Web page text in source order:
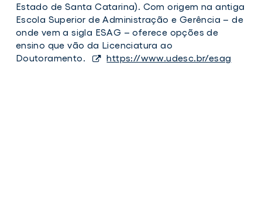
Estado de Santa Catarina). Com origem na antiga
Escola Superior de Administração e Gerência – de
onde vem a sigla ESAG – oferece opções de
ensino que vão da Licenciatura ao
Doutoramento.
https://www.udesc.br/esag